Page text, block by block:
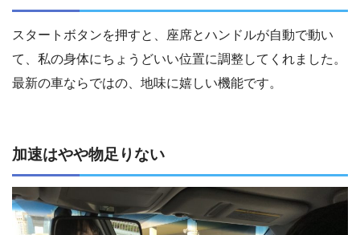
スタートボタンを押すと、座席とハンドルが自動で動い
て、私の身体にちょうどいい位置に調整してくれました。
最新の車ならではの、地味に嬉しい機能です。
加速はやや物足りない